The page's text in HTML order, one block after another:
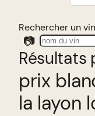
Rechercher un vin
📷
Résultats
prix
la layon